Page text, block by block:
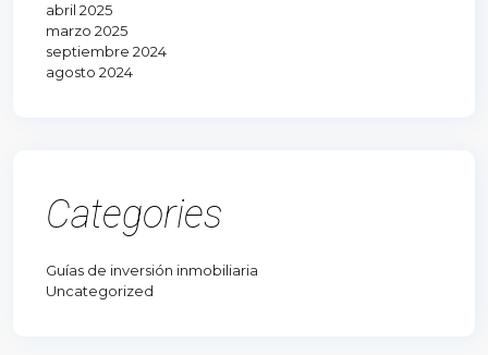
abril 2025
marzo 2025
septiembre 2024
agosto 2024
Categories
Guías de inversión inmobiliaria
Uncategorized